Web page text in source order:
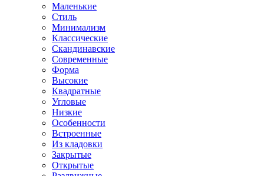
Маленькие
Стиль
Минимализм
Классические
Скандинавские
Современные
Форма
Высокие
Квадратные
Угловые
Низкие
Особенности
Встроенные
Из кладовки
Закрытые
Открытые